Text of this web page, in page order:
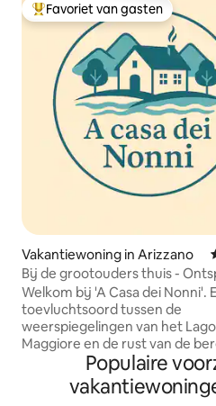
Topfavoriet van gasten
Favoriet van gasten
Vakantiewoning in Arizzano
Bij de grootouders thuis -
uitzicht op het Lago Maggiore
Welkom bij 'A Casa dei Nonni'.
toevluchtsoord tussen de
weerspiegelingen van het Lago
Maggiore en de rust van de
ligt op slechts enkele minuten
Verbania en is het ideale
de wonderen van het meer te
Populaire